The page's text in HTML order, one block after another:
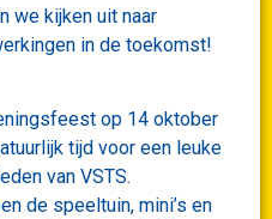
we kijken uit naar
in de toekomst!
op 14 oktober
tijd voor een leuke
van VSTS.
de speeltuin, mini’s en